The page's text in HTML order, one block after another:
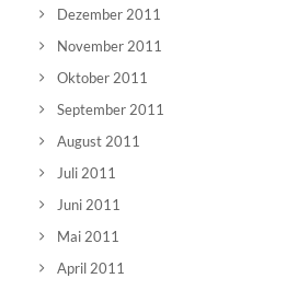
Dezember 2011
November 2011
Oktober 2011
September 2011
August 2011
Juli 2011
Juni 2011
Mai 2011
April 2011